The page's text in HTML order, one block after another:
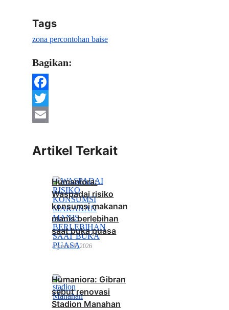
Tags
zona percontohan baise
Bagikan:
Facebook
Twitter
Artikel Terkait
Humaniora:
Waspadai risiko
konsumsi makanan
manis berlebihan
saat buka puasa
Agustus 9, 2026
Humaniora: Gibran
sebut renovasi
Stadion Manahan